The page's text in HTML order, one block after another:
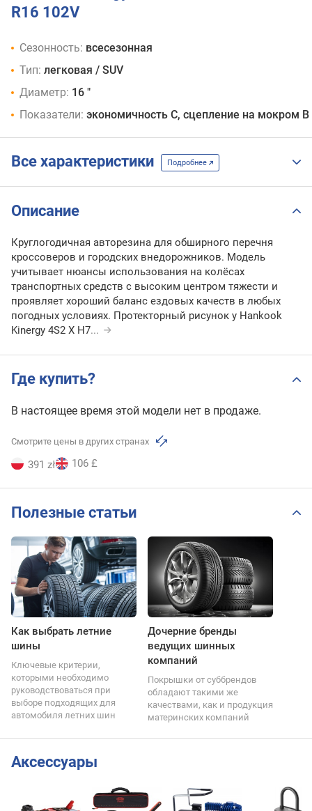
R16 102V
Сезонность: всесезонная
Тип: легковая / SUV
Диаметр: 16 "
Показатели: экономичность C, сцепление на мокром B
Все характеристики Подробнее
Описание
Круглогодичная авторезина для обширного перечня
кроссоверов и городских внедорожников. Модель
учитывает нюансы использования на колёсах
транспортных средств с высоким центром тяжести и
проявляет хороший баланс ездовых качеств в любых
погодных условиях. Протекторный рисунок у Hankook
Kinergy 4S2 X H7...
Где купить?
В настоящее время этой модели нет в продаже.
Смотрите цены в других странах
391 zł 106 £
Полезные статьи
Как выбрать летние
шины
Ключевые критерии,
которыми необходимо
руководствоваться при
выборе подходящих для
автомобиля летних шин
Дочерние бренды
ведущих шинных
компаний
Покрышки от суббрендов
обладают такими же
качествами, как и продукция
материнских компаний
Аксессуары